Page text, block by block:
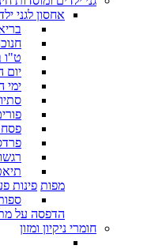
אחסון לגני
ט"ו
יום
ימי
פסח
מפות פינות
הדפסה על
חומרי ניקיון ומזון